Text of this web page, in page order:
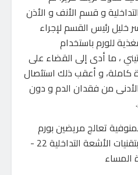
و قسم الأنف و الأذن
خليل رئيس القسم لإجراء
للورم باستخدام
، ما أدى إلى القضاء على
كاملة، و أعقب ذلك استئصال
من فقدان الدم و دون